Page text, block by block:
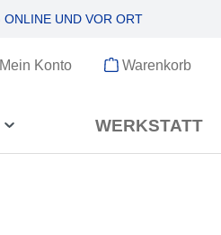
ONLINE UND VOR ORT
Mein Konto Warenkorb
WERKSTATT